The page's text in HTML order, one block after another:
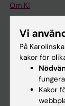
Om KI
På gång
Nyheter
Kalender
Vi
På
kakor för
Kakor